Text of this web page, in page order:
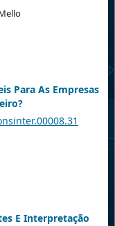
Para As Empresas
E Interpretação